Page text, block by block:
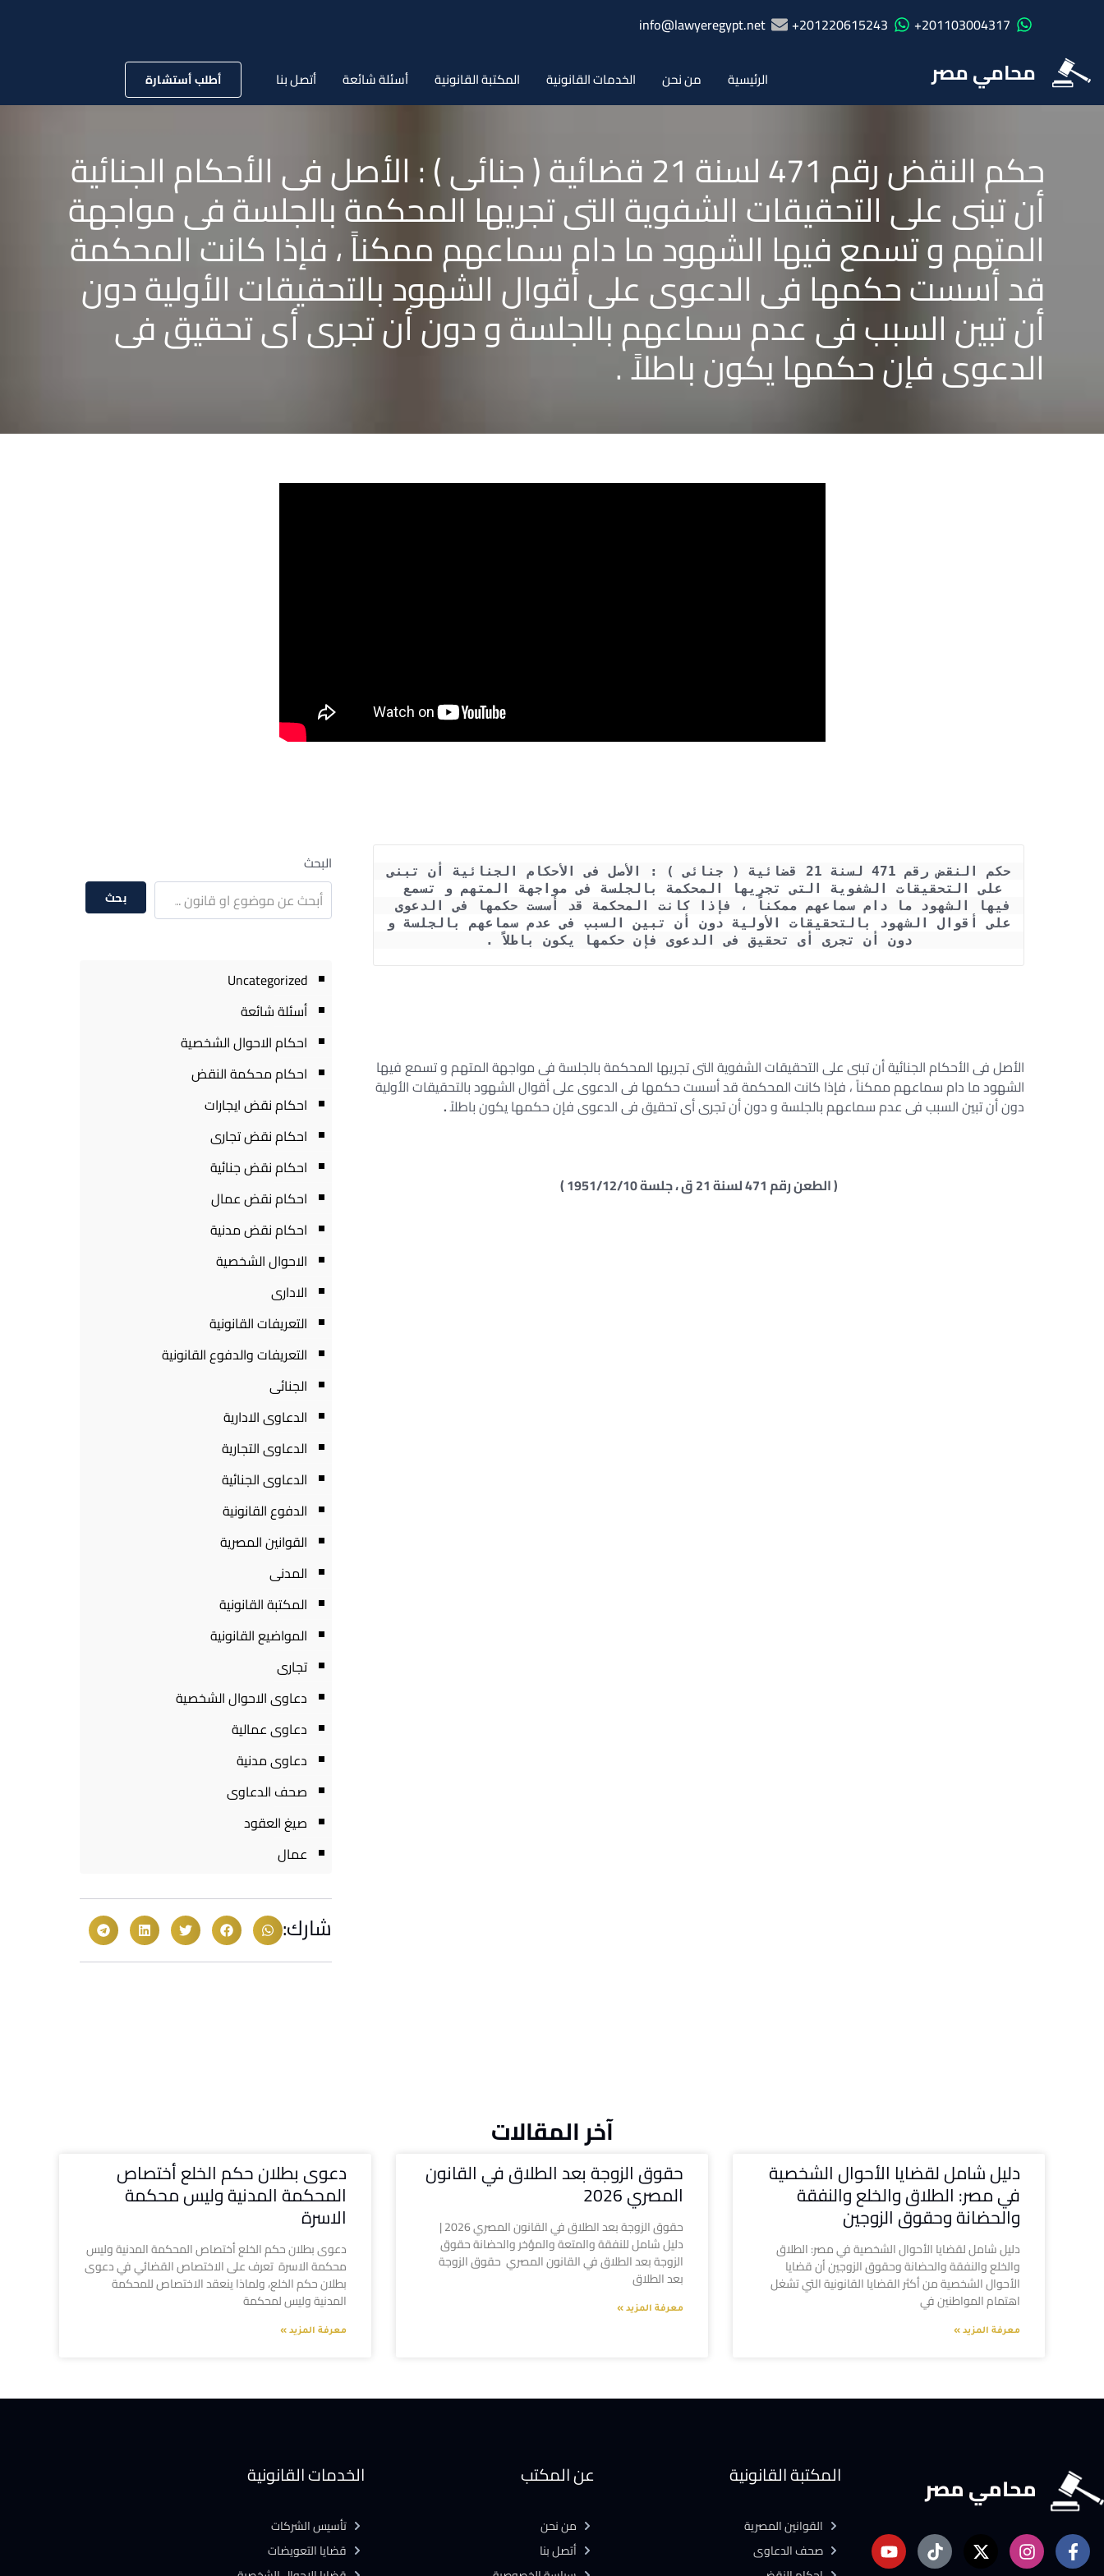
201103004317+
201220615243+
info@lawyeregypt.net
محامي مصر الرئيسية من نحن الخدمات القانونية المكتبة القانونية أسئلة شائعة أتصل بنا أطلب أستشارة
حكم النقض رقم 471 لسنة 21 قضائية ( جنائى ) : الأصل فى الأحكام الجنائية
أن تبنى على التحقيقات الشفوية التى تجريها المحكمة بالجلسة فى مواجهة
المتهم و تسمع فيها الشهود ما دام سماعهم ممكناً ، فإذا كانت المحكمة
قد أسست حكمها فى الدعوى على أقوال الشهود بالتحقيقات الأولية دون
أن تبين السبب فى عدم سماعهم بالجلسة و دون أن تجرى أى تحقيق فى
الدعوى فإن حكمها يكون باطلاً .
حكم النقض رقم 471 لسنة 21 قضائية ( جنائى ) : الأصل فى الأحكام الجنائية أن تبنى
دون أن تجرى أى تحقيق فى الدعوى فإن حكمها يكون باطلاً .
الأصل فى الأحكام الجنائية أن تبنى على التحقيقات الشفوية التى تجريها المحكمة بالجلسة فى مواجهة المتهم و تسمع فيها
الشهود ما دام سماعهم ممكناً ، فإذا كانت المحكمة قد أسست حكمها فى الدعوى على أقوال الشهود بالتحقيقات الأولية
دون أن تبين السبب فى عدم سماعهم بالجلسة و دون أن تجرى أى تحقيق فى الدعوى فإن حكمها يكون باطلاً.
( الطعن رقم 471 لسنة 21 ق ، جلسة 1951/12/10 )
البحث
بحث
Uncategorized
أسئلة شائعة
احكام الاحوال الشخصية
احكام محكمة النقض
احكام نقض ايجارات
احكام نقض تجارى
احكام نقض جنائية
احكام نقض عمال
احكام نقض مدنية
الاحوال الشخصية
الادارى
التعريفات القانونية
التعريفات والدفوع القانونية
الجنائى
الدعاوى الادارية
الدعاوى التجارية
الدعاوى الجنائية
الدفوع القانونية
القوانين المصرية
المدنى
المكتبة القانونية
المواضيع القانونية
تجارى
دعاوى الاحوال الشخصية
دعاوى عمالية
دعاوى مدنية
صحف الدعاوى
صيغ العقود
عمال
شارك:
آخر المقالات
دليل شامل لقضايا الأحوال الشخصية
في مصر: الطلاق والخلع والنفقة
والحضانة وحقوق الزوجين
دليل شامل لقضايا الأحوال الشخصية في مصر: الطلاق
والخلع والنفقة والحضانة وحقوق الزوجين أن قضايا
الأحوال الشخصية من أكثر القضايا القانونية التي تشغل
اهتمام المواطنين في
معرفة المزيد »
حقوق الزوجة بعد الطلاق في القانون
المصري 2026
حقوق الزوجة بعد الطلاق في القانون المصري 2026 |
دليل شامل للنفقة والمتعة والمؤخر والحضانة حقوق
الزوجة بعد الطلاق في القانون المصري حقوق الزوجة
بعد الطلاق
معرفة المزيد »
دعوى بطلان حكم الخلع أختصاص
المحكمة المدنية وليس محكمة
الاسرة
دعوى بطلان حكم الخلع أختصاص المحكمة المدنية وليس
محكمة الاسرة تعرف على الاختصاص القضائي في دعوى
بطلان حكم الخلع، ولماذا ينعقد الاختصاص للمحكمة
المدنية وليس لمحكمة
معرفة المزيد »
محامي مصر المكتبة القانونية
القوانين المصرية
صحف الدعاوى
عن المكتب
من نحن
أتصل بنا
الخدمات القانونية
تأسيس الشركات
قضايا التعويضات